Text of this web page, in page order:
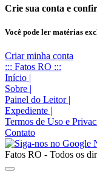
Crie sua conta e
Você pode ler matérias
Criar minha conta
::: Fatos RO :::
Início |
Sobre |
Painel do Leitor |
Expediente |
Termos de Uso e
Contato
Fatos RO - Todos os